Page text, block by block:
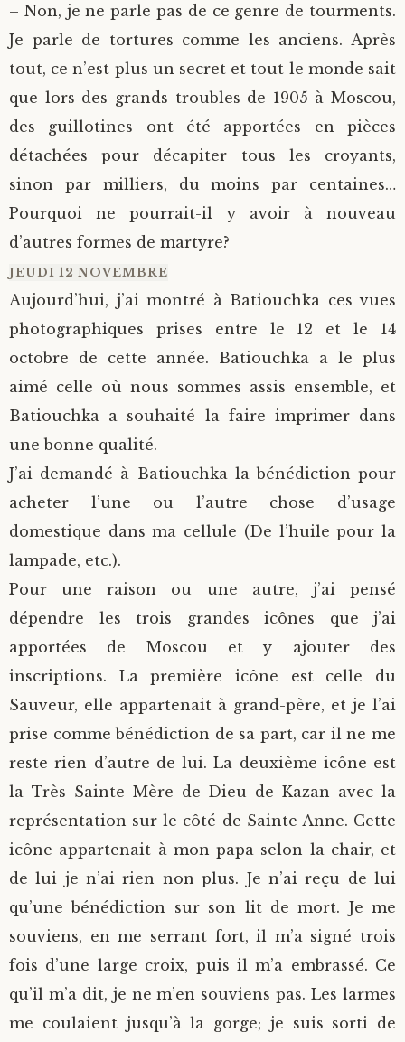
– Non, je ne parle pas de ce genre de tourments.
Je parle de tortures comme les anciens. Après
tout, ce n’est plus un secret et tout le monde sait
que lors des grands troubles de 1905 à Moscou,
des guillotines ont été apportées en pièces
détachées pour décapiter tous les croyants,
sinon par milliers, du moins par centaines…
Pourquoi ne pourrait-il y avoir à nouveau
d’autres formes de martyre?
JEUDI 12 NOVEMBRE
Aujourd’hui, j’ai montré à Batiouchka ces vues
photographiques prises entre le 12 et le 14
octobre de cette année. Batiouchka a le plus
aimé celle où nous sommes assis ensemble, et
Batiouchka a souhaité la faire imprimer dans
une bonne qualité.
J’ai demandé à Batiouchka la bénédiction pour
acheter l’une ou l’autre chose d’usage
domestique dans ma cellule (De l’huile pour la
lampade, etc.).
Pour une raison ou une autre, j’ai pensé
dépendre les trois grandes icônes que j’ai
apportées de Moscou et y ajouter des
inscriptions. La première icône est celle du
Sauveur, elle appartenait à grand-père, et je l’ai
prise comme bénédiction de sa part, car il ne me
reste rien d’autre de lui. La deuxième icône est
la Très Sainte Mère de Dieu de Kazan avec la
représentation sur le côté de Sainte Anne. Cette
icône appartenait à mon papa selon la chair, et
de lui je n’ai rien non plus. Je n’ai reçu de lui
qu’une bénédiction sur son lit de mort. Je me
souviens, en me serrant fort, il m’a signé trois
fois d’une large croix, puis il m’a embrassé. Ce
qu’il m’a dit, je ne m’en souviens pas. Les larmes
me coulaient jusqu’à la gorge; je suis sorti de